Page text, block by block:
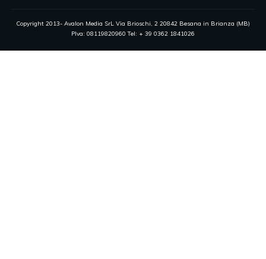
Copyright 2013- Avalon Media SrL Via Brioschi, 2 20842 Besana in Brianza (MB)
PIva: 08119820960 Tel: + 39 0362 1841026